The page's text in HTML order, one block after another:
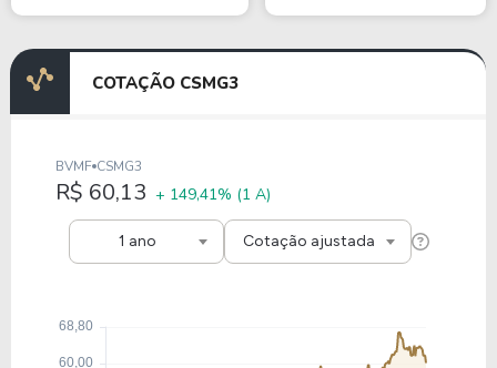
COTAÇÃO CSMG3
1 ano
BVMF CSMG3
R$ 60,13 + 149,41% (1 A)
Cotação ajustada